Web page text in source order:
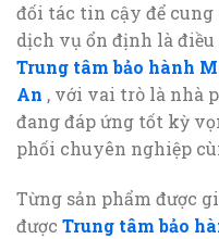
đối tác tin cậy để cung
dịch vụ ổn định là
Trung tâm bảo hành
An , với vai trò là nhà
đang đáp ứng tốt kỳ
phối chuyên nghiệp
Từng sản phẩm được
được Trung tâm bảo